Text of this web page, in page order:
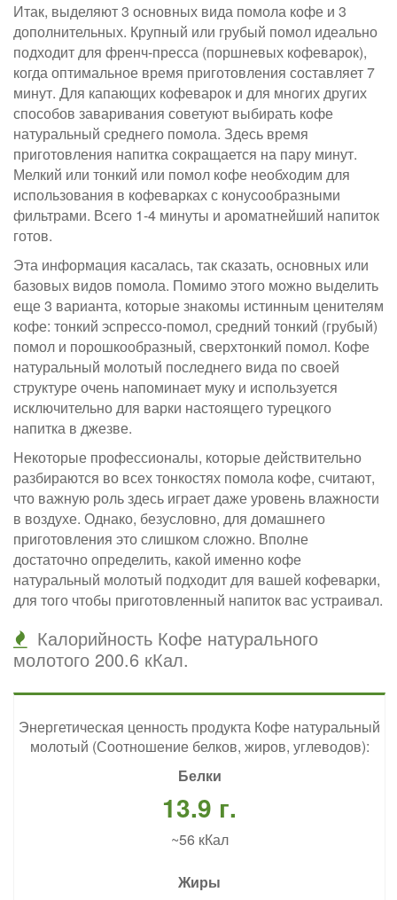
Итак, выделяют 3 основных вида помола кофе и 3
дополнительных. Крупный или грубый помол идеально
подходит для френч-пресса (поршневых кофеварок),
когда оптимальное время приготовления составляет 7
минут. Для капающих кофеварок и для многих других
способов заваривания советуют выбирать кофе
натуральный среднего помола. Здесь время
приготовления напитка сокращается на пару минут.
Мелкий или тонкий или помол кофе необходим для
использования в кофеварках с конусообразными
фильтрами. Всего 1-4 минуты и ароматнейший напиток
готов.
Эта информация касалась, так сказать, основных или
базовых видов помола. Помимо этого можно выделить
еще 3 варианта, которые знакомы истинным ценителям
кофе: тонкий эспрессо-помол, средний тонкий (грубый)
помол и порошкообразный, сверхтонкий помол. Кофе
натуральный молотый последнего вида по своей
структуре очень напоминает муку и используется
исключительно для варки настоящего турецкого
напитка в джезве.
Некоторые профессионалы, которые действительно
разбираются во всех тонкостях помола кофе, считают,
что важную роль здесь играет даже уровень влажности
в воздухе. Однако, безусловно, для домашнего
приготовления это слишком сложно. Вполне
достаточно определить, какой именно кофе
натуральный молотый подходит для вашей кофеварки,
для того чтобы приготовленный напиток вас устраивал.
Калорийность Кофе натурального
молотого 200.6 кКал.
Энергетическая ценность продукта Кофе натуральный
молотый (Соотношение белков, жиров, углеводов):
Белки
13.9 г.
~56 кКал
Жиры